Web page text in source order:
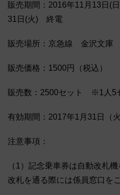
販売期間：2016年11月13
31日(火) 終電
販売場所：京急線 金沢文庫
販売価格：1500円（税込）
販売数：2500セット ※1人5
有効期間：2017年1月31日（
注意事項：
（1）記念乗車券は自動改札
改札を通る際には係員窓口を